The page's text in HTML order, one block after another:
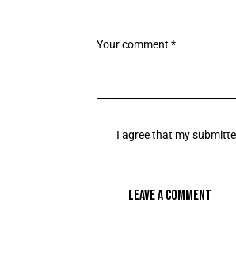
I agree that my